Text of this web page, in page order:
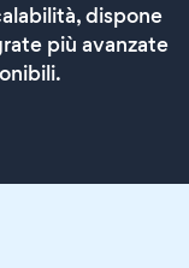
dispone
più avanzate